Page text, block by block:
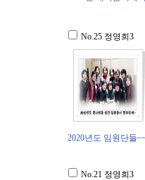
No.25 정영희3
2020년도 임원단들
No.21 정영희3